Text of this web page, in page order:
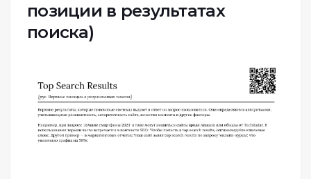
позиции в результатах
поиска)